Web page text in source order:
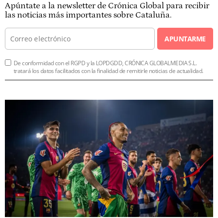
Apúntate a la newsletter de Crónica Global para recibir
las noticias más importantes sobre Cataluña.
APUNTARME
De conformidad con el RGPD y la LOPDGDD, CRÓNICA GLOBALMEDIA S.L.
tratará los datos facilitados con la finalidad de remitirle noticias de actualidad.